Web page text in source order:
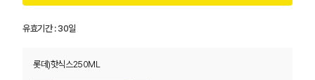
유효기간 :30일
롯데)핫식스250ML